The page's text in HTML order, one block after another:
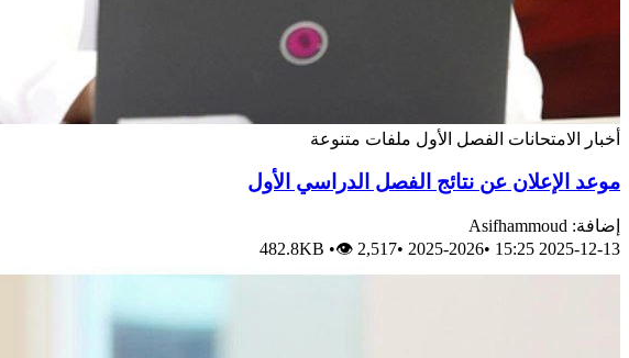
أخبار الامتحانات الفصل الأول ملفات متنوعة
موعد الإعلان عن نتائج الفصل الدراسي الأول
إضافة: Asifhammoud
2025-12-13 15:25
•
2025-2026
•
482.8KB •👁 2,517